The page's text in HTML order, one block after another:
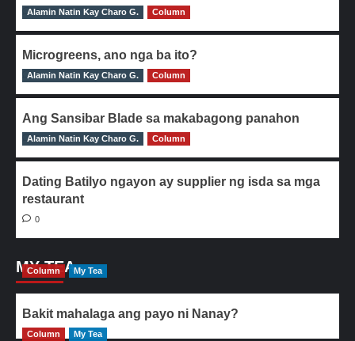
0
Alamin Natin Kay Charo G. Column
Microgreens, ano nga ba ito?
0
Alamin Natin Kay Charo G. Column
Ang Sansibar Blade sa makabagong panahon
0
Alamin Natin Kay Charo G. Column
Dating Batilyo ngayon ay supplier ng isda sa mga
restaurant
0
MY TEA
Column My Tea
Bakit mahalaga ang payo ni Nanay?
Column My Tea